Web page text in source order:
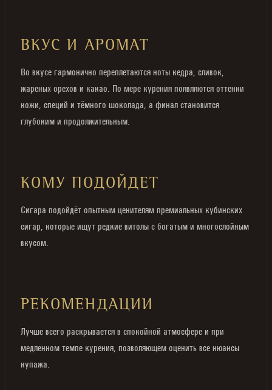
ВКУС И АРОМАТ
Во вкусе гармонично переплетаются ноты кедра, сливок,
жареных орехов и какао. По мере курения появляются оттенки
кожи, специй и тёмного шоколада, а финал становится
глубоким и продолжительным.
КОМУ ПОДОЙДЕТ
Сигара подойдёт опытным ценителям премиальных кубинских
сигар, которые ищут редкие витолы с богатым и многослойным
вкусом.
РЕКОМЕНДАЦИИ
Лучше всего раскрывается в спокойной атмосфере и при
медленном темпе курения, позволяющем оценить все нюансы
купажа.